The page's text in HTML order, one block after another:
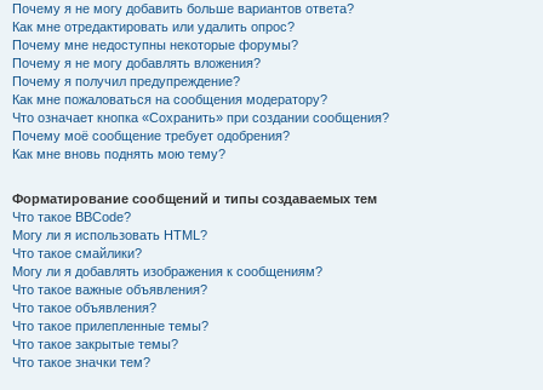
Почему я не могу добавить больше вариантов ответа?
Как мне отредактировать или удалить опрос?
Почему мне недоступны некоторые форумы?
Почему я не могу добавлять вложения?
Почему я получил предупреждение?
Как мне пожаловаться на сообщения модератору?
Что означает кнопка «Сохранить» при создании сообщения?
Почему моё сообщение требует одобрения?
Как мне вновь поднять мою тему?
Форматирование сообщений и типы создаваемых тем
Что такое BBCode?
Могу ли я использовать HTML?
Что такое смайлики?
Могу ли я добавлять изображения к сообщениям?
Что такое важные объявления?
Что такое объявления?
Что такое прилепленные темы?
Что такое закрытые темы?
Что такое значки тем?